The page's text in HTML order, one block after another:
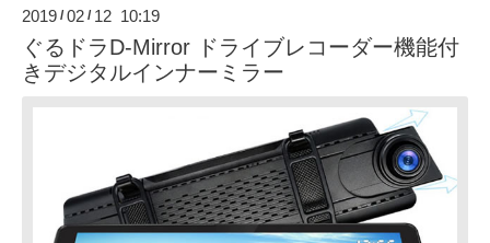
2019 /02 / 12 10:19
ぐるドラD-Mirror ドライブレコーダー機能付
きデジタルインナーミラー